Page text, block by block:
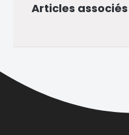
Articles associés